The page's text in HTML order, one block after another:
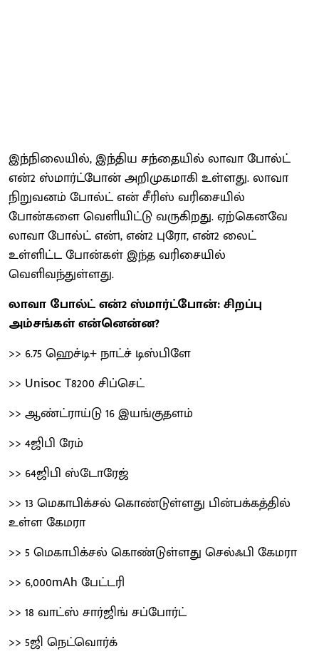
இந்நிலையில், இந்திய சந்தையில் லாவா போல்ட்
என்2 ஸ்மார்ட்போன் அறிமுகமாகி உள்ளது. லாவா
நிறுவனம் போல்ட் என் சீரிஸ் வரிசையில்
போன்களை வெளியிட்டு வருகிறது. ஏற்கெனவே
லாவா போல்ட் என்1, என்2 புரோ, என்2 லைட்
உள்ளிட்ட போன்கள் இந்த வரிசையில்
வெளிவந்துள்ளது.
லாவா போல்ட் என்2 ஸ்மார்ட்போன்: சிறப்பு
அம்சங்கள் என்னென்ன?
>> 6.75 ஹெச்டி+ நாட்ச் டிஸ்பிளே
>> Unisoc T8200 சிப்செட்
>> ஆண்ட்ராய்டு 16 இயங்குதளம்
>> 4ஜிபி ரேம்
>> 64ஜிபி ஸ்டோரேஜ்
>> 13 மெகாபிக்சல் கொண்டுள்ளது பின்பக்கத்தில்
உள்ள கேமரா
>> 5 மெகாபிக்சல் கொண்டுள்ளது செல்ஃபி கேமரா
>> 6,000mAh பேட்டரி
>> 18 வாட்ஸ் சார்ஜிங் சப்போர்ட்
>> 5ஜி நெட்வொர்க்